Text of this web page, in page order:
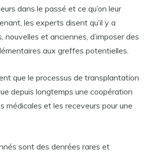
dans le passé et ce qu’on leur
les experts disent qu’il y a
nouvelles et anciennes, d’imposer des
aux greffes potentielles.
que le processus de transplantation
depuis longtemps une coopération
médicales et les receveurs pour une
sont des denrées rares et